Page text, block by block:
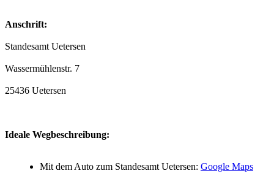
Anschrift:
Standesamt Uetersen
25436 Uetersen
Ideale Wegbeschreibung:
Mit dem Auto zum Standesamt Uetersen: Google Maps